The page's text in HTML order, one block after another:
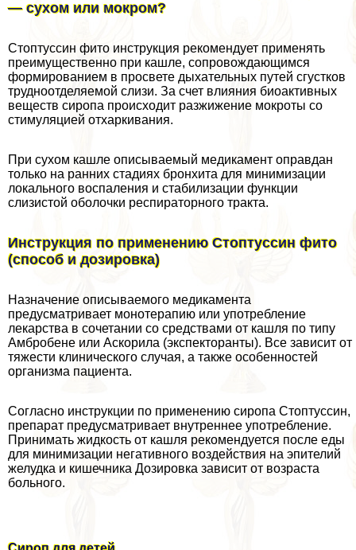
— сухом или мокром?
Стоптуссин фито инструкция рекомендует применять
преимущественно при кашле, сопровождающимся
формированием в просвете дыхательных путей сгустков
трудноотделяемой слизи. За счет влияния биоактивных
веществ сиропа происходит разжижение мокроты со
стимуляцией отхаркивания.
При сухом кашле описываемый медикамент оправдан
только на ранних стадиях бронхита для минимизации
локального воспаления и стабилизации функции
слизистой оболочки респираторного тpaкта.
Инструкция по применению Стоптуссин фито
(способ и дозировка)
Назначение описываемого медикамента
предусматривает монотерапию или употрeбление
лекарства в сочетании со средствами от кашля по типу
Амбробене или Аскорила (экспекторанты). Все зависит от
тяжести клинического случая, а также особенностей
организма пациента.
Согласно инструкции по применению сиропа Стоптуссин,
препарат предусматривает внутреннее употрeбление.
Принимать жидкость от кашля рекомендуется после еды
для минимизации негативного воздействия на эпителий
желудка и кишечника Дозировка зависит от возраста
больного.